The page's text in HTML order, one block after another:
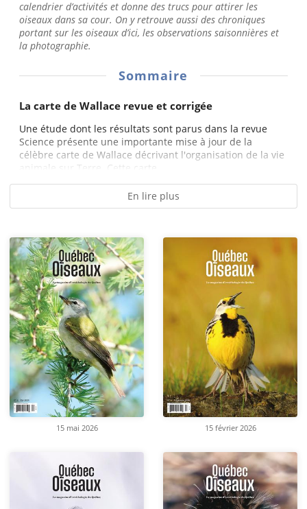
calendrier d’activités et donne des trucs pour attirer les
oiseaux dans sa cour. On y retrouve aussi des chroniques
portant sur les oiseaux d’ici, les observations saisonnières et
la photographie.
Sommaire
La carte de Wallace revue et corrigée
Une étude dont les résultats sont parus dans la revue
Science présente une importante mise à jour de la
célèbre carte de Wallace décrivant l'organisation de la vie
animale sur Terre. Cette carte...
En lire plus
15 mai 2026 15 février 2026